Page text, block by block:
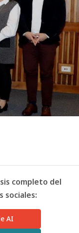
completo del
sociales:
AI